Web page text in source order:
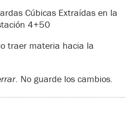
Cúbicas Extraídas en la
4+50
traer materia hacia la
. No guarde los cambios.